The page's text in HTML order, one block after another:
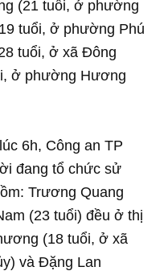
(21 tuổi, ở phường
tuổi, ở phường Phú
tuổi, ở xã Đông
ở phường Hương
6h, Công an TP
đang tổ chức sử
Trương Quang
(23 tuổi) đều ở thị
(18 tuổi, ở xã
và Đặng Lan